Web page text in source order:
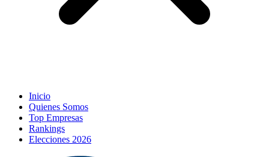
Inicio
Quienes Somos
Top Empresas
Rankings
Elecciones 2026